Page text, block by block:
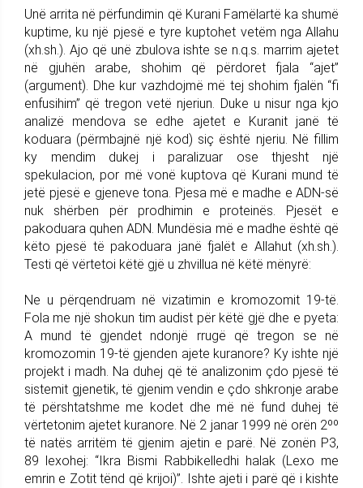
Unë arrita në përfundimin që Kurani Famëlartë ka shumë
kuptime, ku një pjesë e tyre kuptohet vetëm nga Allahu
(xh.sh.). Ajo që unë zbulova ishte se n.q.s. marrim ajetet
në gjuhën arabe, shohim që përdoret fjala “ajet”
(argument). Dhe kur vazhdojmë më tej shohim fjalën “fi
enfusihim” që tregon vetë njeriun. Duke u nisur nga kjo
analizë mendova se edhe ajetet e Kuranit janë të
koduara (përmbajnë një kod) siç është njeriu. Në fillim
ky mendim dukej i paralizuar ose thjesht një
spekulacion, por më vonë kuptova që Kurani mund të
jetë pjesë e gjeneve tona. Pjesa më e madhe e ADN-së
nuk shërben për prodhimin e proteinës. Pjesët e
pakoduara quhen ADN. Mundësia më e madhe është që
këto pjesë të pakoduara janë fjalët e Allahut (xh.sh.).
Testi që vërtetoi këtë gjë u zhvillua në këtë mënyrë:
Ne u përqendruam në vizatimin e kromozomit 19-të.
Fola me një shokun tim audist për këtë gjë dhe e pyeta:
A mund të gjendet ndonjë rrugë që tregon se në
kromozomin 19-të gjenden ajete kuranore? Ky ishte një
projekt i madh. Na duhej që të analizonim çdo pjesë të
sistemit gjenetik, të gjenim vendin e çdo shkronje arabe
të përshtatshme me kodet dhe më në fund duhej të
vërtetonim ajetet kuranore. Në 2 janar 1999 në orën 2ºº
të natës arritëm të gjenim ajetin e parë. Në zonën P3,
89 lexohej: “Ikra Bismi Rabbikelledhi halak (Lexo me
emrin e Zotit tënd që krijoi)”. Ishte ajeti i parë që i kishte